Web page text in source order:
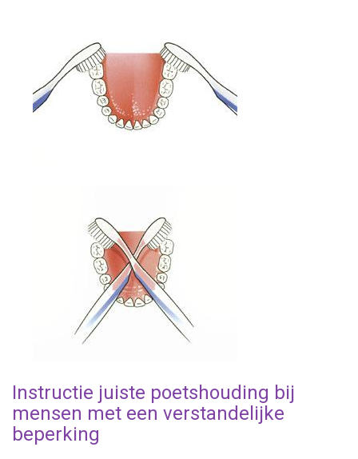
Instructie juiste poetshouding bij
mensen met een verstandelijke
beperking